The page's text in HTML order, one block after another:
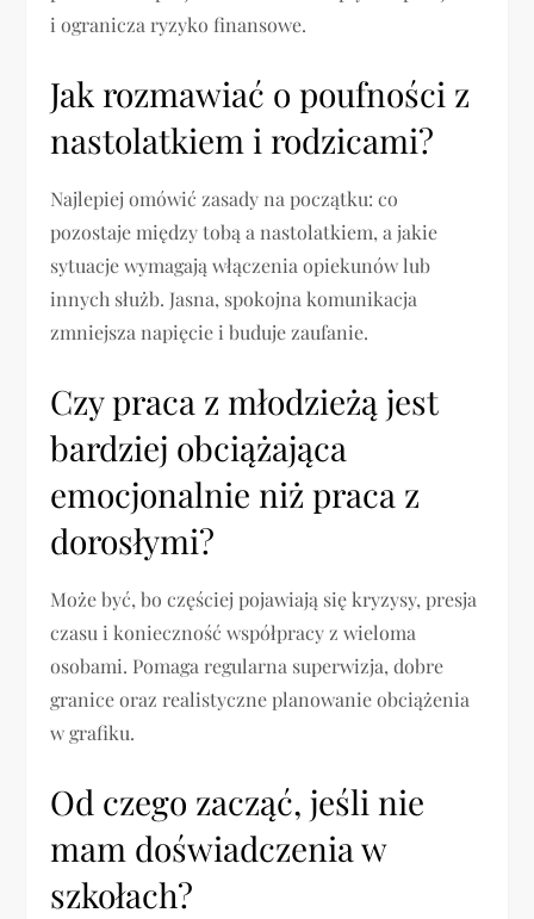
i ogranicza ryzyko finansowe.
Jak rozmawiać o poufności z
nastolatkiem i rodzicami?
Najlepiej omówić zasady na początku: co
pozostaje między tobą a nastolatkiem, a jakie
sytuacje wymagają włączenia opiekunów lub
innych służb. Jasna, spokojna komunikacja
zmniejsza napięcie i buduje zaufanie.
Czy praca z młodzieżą jest
bardziej obciążająca
emocjonalnie niż praca z
dorosłymi?
Może być, bo częściej pojawiają się kryzysy, presja
czasu i konieczność współpracy z wieloma
osobami. Pomaga regularna superwizja, dobre
granice oraz realistyczne planowanie obciążenia
w grafiku.
Od czego zacząć, jeśli nie
mam doświadczenia w
szkołach?